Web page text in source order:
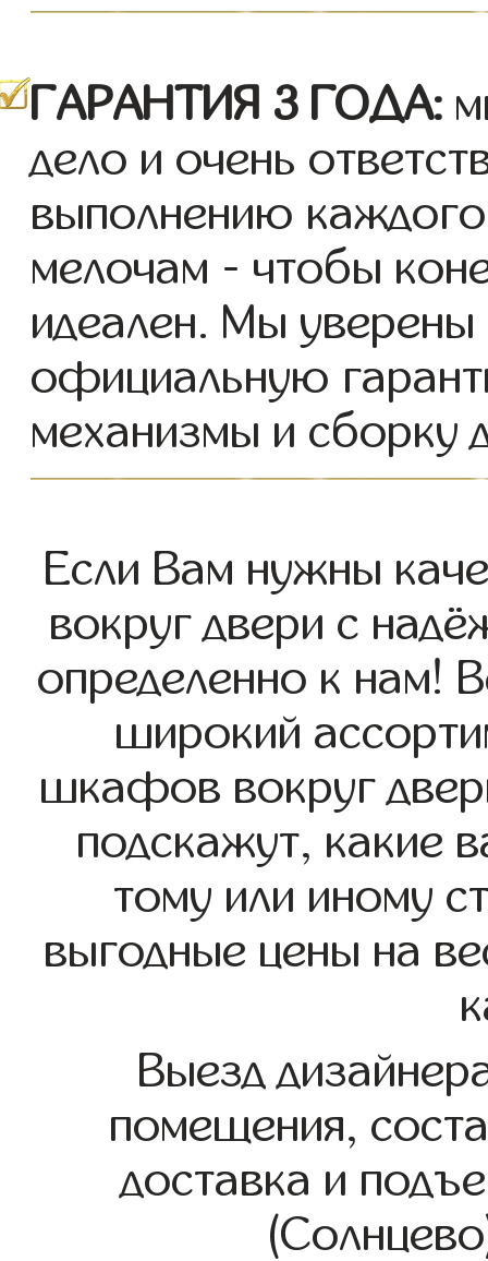
ГАРАНТИЯ 3 ГОДА:
дело и очень
выполнению
мелочам - чтобы
идеален. Мы
официальную
механизмы и сборку
Если Вам нужны
вокруг двери с
определенно к нам!
широкий
шкафов вокруг
подскажут, какие
тому или иному
выгодные цены на
Выезд
помещения,
доставка и